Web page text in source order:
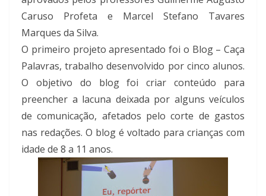
Caruso Profeta e Marcel Stefano Tavares
Marques da Silva.
O primeiro projeto apresentado foi o Blog – Caça
Palavras, trabalho desenvolvido por cinco alunos.
O objetivo do blog foi criar conteúdo para
preencher a lacuna deixada por alguns veículos
de comunicação, afetados pelo corte de gastos
nas redações. O blog é voltado para crianças com
idade de 8 a 11 anos.